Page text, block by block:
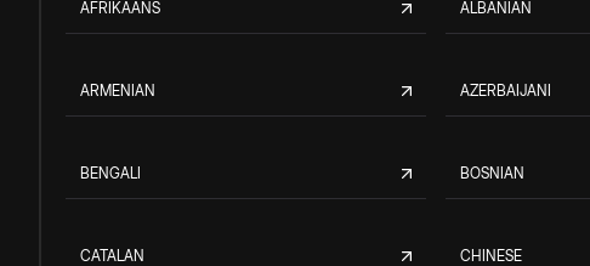
AFRIKAANS ALBANIAN
ARMENIAN AZERBAIJANI
BENGALI BOSNIAN
CATALAN CHINESE